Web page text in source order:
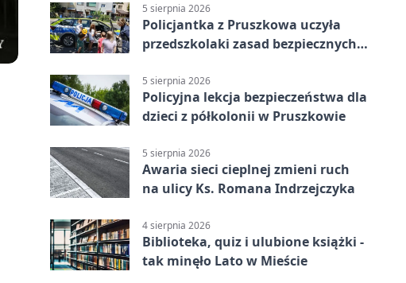
5 sierpnia 2026
Policjantka z Pruszkowa uczyła
przedszkolaki zasad bezpiecznych
5 sierpnia 2026
Policyjna lekcja bezpieczeństwa dla
dzieci z półkolonii w Pruszkowie
5 sierpnia 2026
Awaria sieci cieplnej zmieni ruch
na ulicy Ks. Romana Indrzejczyka
4 sierpnia 2026
Biblioteka, quiz i ulubione książki -
tak minęło Lato w Mieście